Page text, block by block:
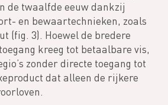
de twaalfde eeuw dankzij
en bewaartechnieken, zoals
(fig. 3). Hoewel de bredere
kreeg tot betaalbare vis,
zonder directe toegang tot
dat alleen de rijkere